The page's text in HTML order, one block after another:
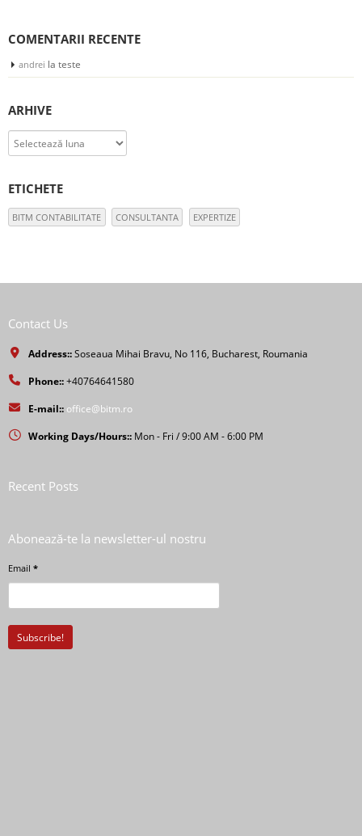
COMENTARII RECENTE
andrei la teste
ARHIVE
Arhive
ETICHETE
BITM CONTABILITATE CONSULTANTA EXPERTIZE
Contact Us
Address::Soseaua Mihai Bravu, No 116, Bucharest, Roumania
Phone::+40764641580
E-mail:: office@bitm.ro
Working Days/Hours:: Mon - Fri / 9:00 AM - 6:00 PM
Recent Posts
Abonează-te la newsletter-ul nostru
Email *